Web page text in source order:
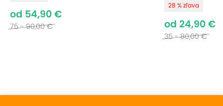
od 54,90 €
75 - 90,00 €
28 % zľava
od 24,90 €
35 - 80,00 €